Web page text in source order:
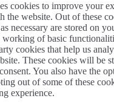
cookies to improve your
the website. Out of these
necessary are stored on
working of basic
cookies that help us
These cookies will be
You also have the
out of some of these
experience.